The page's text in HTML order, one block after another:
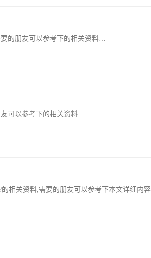
的朋友可以参考下的相关资料…
可以参考下的相关资料…
相关资料,需要的朋友可以参考下本文详细内容